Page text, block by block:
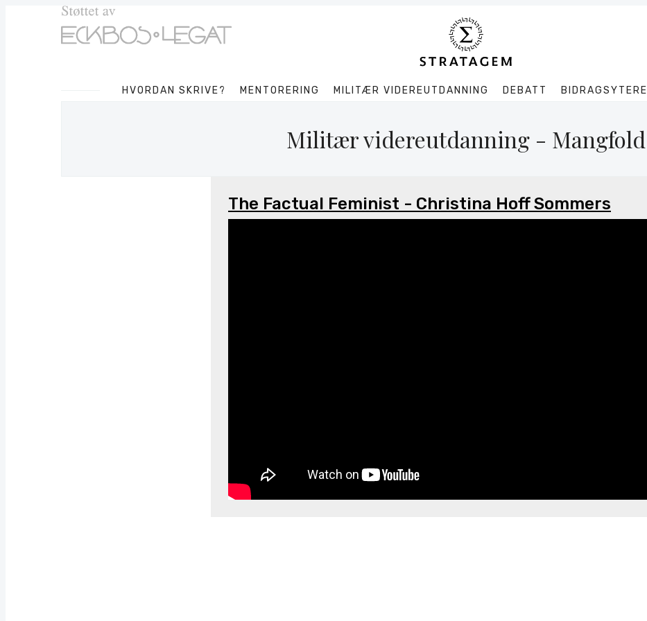
HVORDAN SKRIVE? MENTORERING MILITÆR VIDEREUTDANNING DEBATT BIDRAGSYTERE
Søk
Militær videreutdanning - Mangfold
The Factual Feminist - Christina Hoff Sommers